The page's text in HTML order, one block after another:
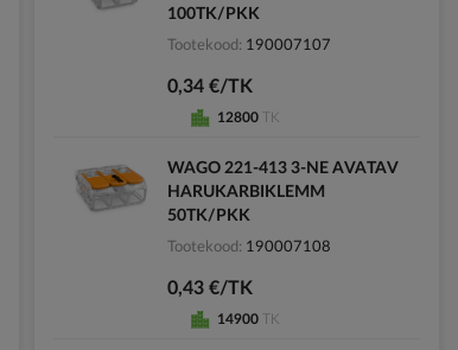
100TK/PKK
Tootekood 190007107
0,34 €/TK
12800 TK
WAGO 221-413 3-NE AVATAV
HARUKARBIKLEMM
50TK/PKK
Tootekood 190007108
0,43 €/TK
14900 TK